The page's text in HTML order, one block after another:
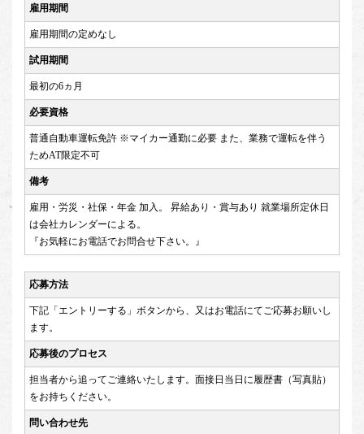
雇用期間
雇用期間の定めなし
試用期間
最初の6ヵ月
必要資格
普通自動車運転免許 ※マイカー通勤に必要 また、業務で運転を伴う
ためAT限定不可
備考
雇用・労災・社保・年金 加入。 昇給あり・賞与あり 就業場所定休日
は会社カレンダーによる。
『お気軽にお電話でお問合せ下さい。』
応募方法
下記「エントリーする」ボタンから、又はお電話にてご応募お願いし
ます。
応募後のプロセス
担当者から追ってご連絡いたします。面接日当日に履歴書（写真貼）
をお持ちください。
問い合わせ先